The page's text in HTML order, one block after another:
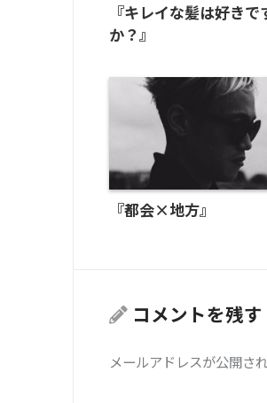
『キレイな髪は好きで
か？』
『都会×地方』
コメントを残す
メールアドレスが公開さ